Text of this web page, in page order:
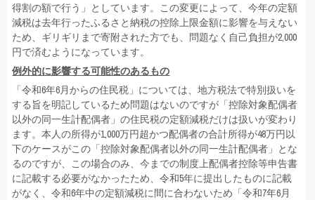
得割の額で行う」としています。この変更によって、今年の定額
減税は去年行ったふるさと納税の控除上限金額に影響を与えない
ため、ギリギリまで寄附された方でも、問題なく自己負担が2,000
円で済むようになっています。
例外的に影響する可能性のあるもの
「令和6年6月からの住民税」については、地方税法で特別扱いを
する旨を明記しているため問題はないのですが「控除対象配偶者
以外の同一生計配偶者」の住民税の定額減税だけは扱いが変わり
ます。本人の所得が1,000万円超かつ配偶者の合計所得が48万円以
下のケースがこの「控除対象配偶者以外の同一生計配偶者」とな
るのですが、この場合のみ、今までの制度上配偶者控除等申告書
に記載する必要がなかったため、令和5年に提出したものに記載
がなく、令和6年中の定額減税に間に合わないため「令和7年6月